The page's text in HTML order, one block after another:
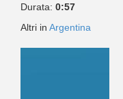
Durata: 0:57
Altri in Argentina